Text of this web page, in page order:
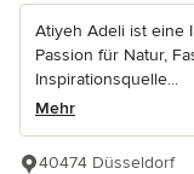
Atiyeh Adeli ist eine
Passion für Natur,
Inspirationsquelle...
Mehr
40474 Düsseldorf